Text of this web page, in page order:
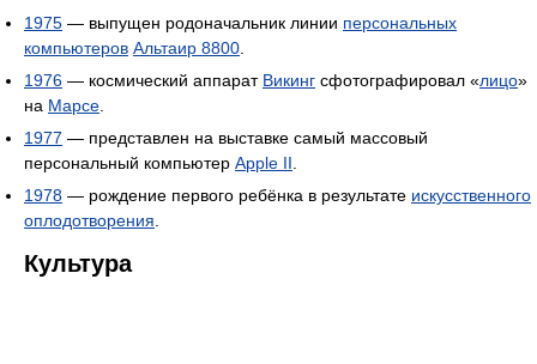
1975 — выпущен родоначальник линии персональных
компьютеров Альтаир 8800
1976 — космический аппарат Викинг сфотографировал «лицо»
на Марсе
1977 — представлен на выставке самый массовый
персональный компьютер Apple II
1978 — рождение первого ребёнка в результате искусственного
оплодотворения
Культура